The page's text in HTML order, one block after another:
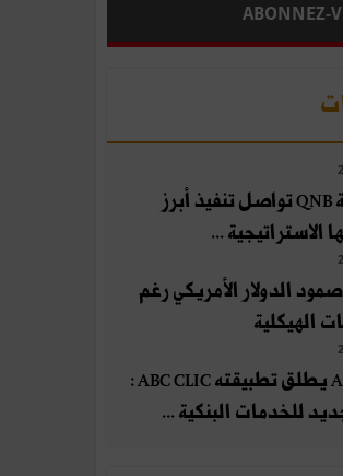
ABONNEZ-
مجموعة QNB تواصل تنفيذ أبرز
الاستراتيجية ...
الدولار الأمريكي رغم
الهيكلية
بنك ABC يطلق تطبيقته ABC CLIC :
للخدمات البنكية ...